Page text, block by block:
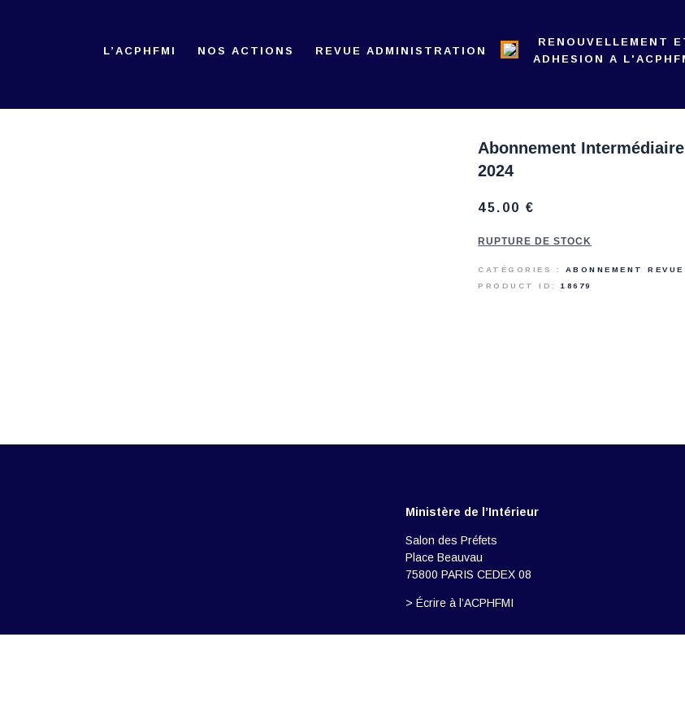
L’ACPHFMI NOS ACTIONS REVUE ADMINISTRATION
RENOUVELLEMENT
ADHESION A
NOS ACTIONS
REVUE
ADMINISTRATION
Abonnement
2024
45. 00 €
RUPTURE DE STOCK
CATÉGORIES : ABONNEMENT
PRODUCT ID:18679
Ministère de l’Intérieur
Salon des Préfets
Place Beauvau
75800 PARIS CEDEX 08
> Écrire à l’ACPHFMI